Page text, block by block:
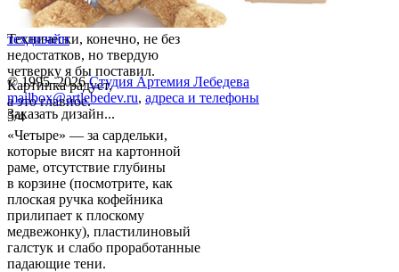
Технически, конечно, не без
недостатков, но твердую
четверку я бы поставил.
Картинка радует,
а это главное.
5/4
«Четыре» — за сардельки,
которые висят на картонной
раме, отсутствие глубины
в корзине (посмотрите, как
плоская ручка кофейника
прилипает к плоскому
медвежонку), пластилиновый
галстук и слабо проработанные
падающие тени.
техдизайн
© 1995–2026 Студия Артемия Лебедева
mailbox@artlebedev.ru, адреса и телефоны
Заказать дизайн...